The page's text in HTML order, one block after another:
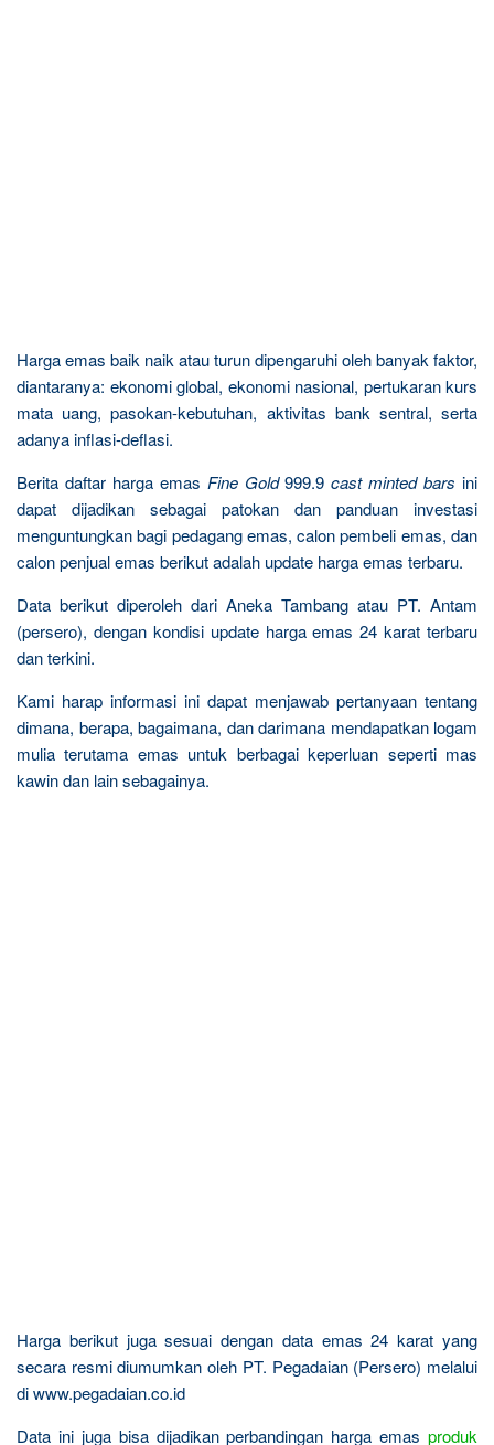
Harga emas baik naik atau turun dipengaruhi oleh banyak faktor,
diantaranya: ekonomi global, ekonomi nasional, pertukaran kurs
mata uang, pasokan-kebutuhan, aktivitas bank sentral, serta
adanya inflasi-deflasi.
Berita daftar harga emas Fine Gold999.9cast minted barsini
dapat dijadikan sebagai patokan dan panduan investasi
menguntungkan bagi pedagang emas, calon pembeli emas, dan
calon penjual emas berikut adalah update harga emas terbaru.
Data berikut diperoleh dari Aneka Tambang atau PT. Antam
(persero), dengan kondisi update harga emas 24 karat terbaru
dan terkini.
Kami harap informasi ini dapat menjawab pertanyaan tentang
dimana, berapa, bagaimana, dan darimana mendapatkan logam
mulia terutama emas untuk berbagai keperluan seperti mas
kawin dan lain sebagainya.
Harga berikut juga sesuai dengan data emas 24 karat yang
secara resmi diumumkan oleh PT. Pegadaian (Persero) melalui
di www.pegadaian.co.id
Data ini juga bisa dijadikan perbandingan harga emas produk